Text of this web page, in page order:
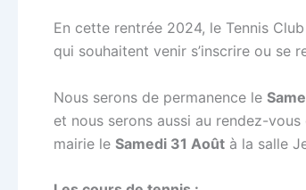
En cette rentrée 2024, le Tennis
qui souhaitent venir s’inscrire ou se
Nous serons de permanence le
et nous serons aussi au rendez-
mairie le Samedi 31 Août à la salle